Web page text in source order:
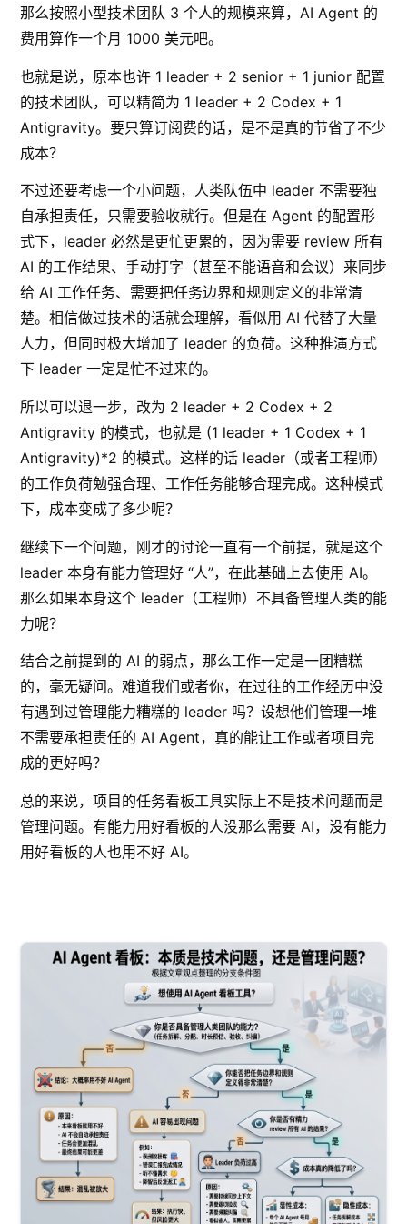
那么按照小型技术团队 3 个人的规模来算，AI Agent 的
费用算作一个月 1000 美元吧。
也就是说，原本也许 1 leader + 2 senior + 1 junior 配置
的技术团队，可以精简为 1 leader + 2 Codex + 1
Antigravity。要只算订阅费的话，是不是真的节省了不少
成本？
不过还要考虑一个小问题，人类队伍中 leader 不需要独
自承担责任，只需要验收就行。但是在 Agent 的配置形
式下，leader 必然是更忙更累的，因为需要 review 所有
AI 的工作结果、手动打字（甚至不能语音和会议）来同步
给 AI 工作任务、需要把任务边界和规则定义的非常清
楚。相信做过技术的话就会理解，看似用 AI 代替了大量
人力，但同时极大增加了 leader 的负荷。这种推演方式
下 leader 一定是忙不过来的。
所以可以退一步，改为 2 leader + 2 Codex + 2
Antigravity 的模式，也就是 (1 leader + 1 Codex + 1
Antigravity)*2 的模式。这样的话 leader（或者工程师）
的工作负荷勉强合理、工作任务能够合理完成。这种模式
下，成本变成了多少呢？
继续下一个问题，刚才的讨论一直有一个前提，就是这个
leader 本身有能力管理好 “人”，在此基础上去使用 AI。
那么如果本身这个 leader（工程师）不具备管理人类的能
力呢？
结合之前提到的 AI 的弱点，那么工作一定是一团糟糕
的，毫无疑问。难道我们或者你，在过往的工作经历中没
有遇到过管理能力糟糕的 leader 吗？设想他们管理一堆
不需要承担责任的 AI Agent，真的能让工作或者项目完
成的更好吗？
总的来说，项目的任务看板工具实际上不是技术问题而是
管理问题。有能力用好看板的人没那么需要 AI，没有能力
用好看板的人也用不好 AI。